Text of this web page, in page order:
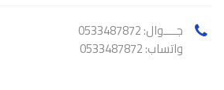
جــــوال: 0533487872
واتساب: 0533487872